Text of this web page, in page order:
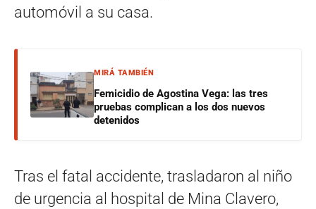
automóvil a su casa.
MIRÁ TAMBIÉN
Femicidio de Agostina Vega: las tres
pruebas complican a los dos nuevos
detenidos
Tras el fatal accidente, trasladaron al niño
de urgencia al hospital de Mina Clavero,